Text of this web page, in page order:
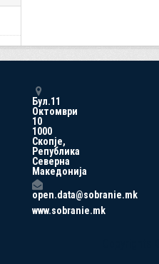
Бул.11
Октомври
10
1000
Скопје,
Република
Северна
Македонија
open.data@sobranie.mk
www.sobranie.mk